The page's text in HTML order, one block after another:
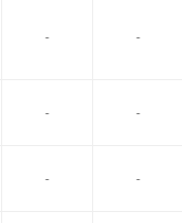
- -
- -
- -